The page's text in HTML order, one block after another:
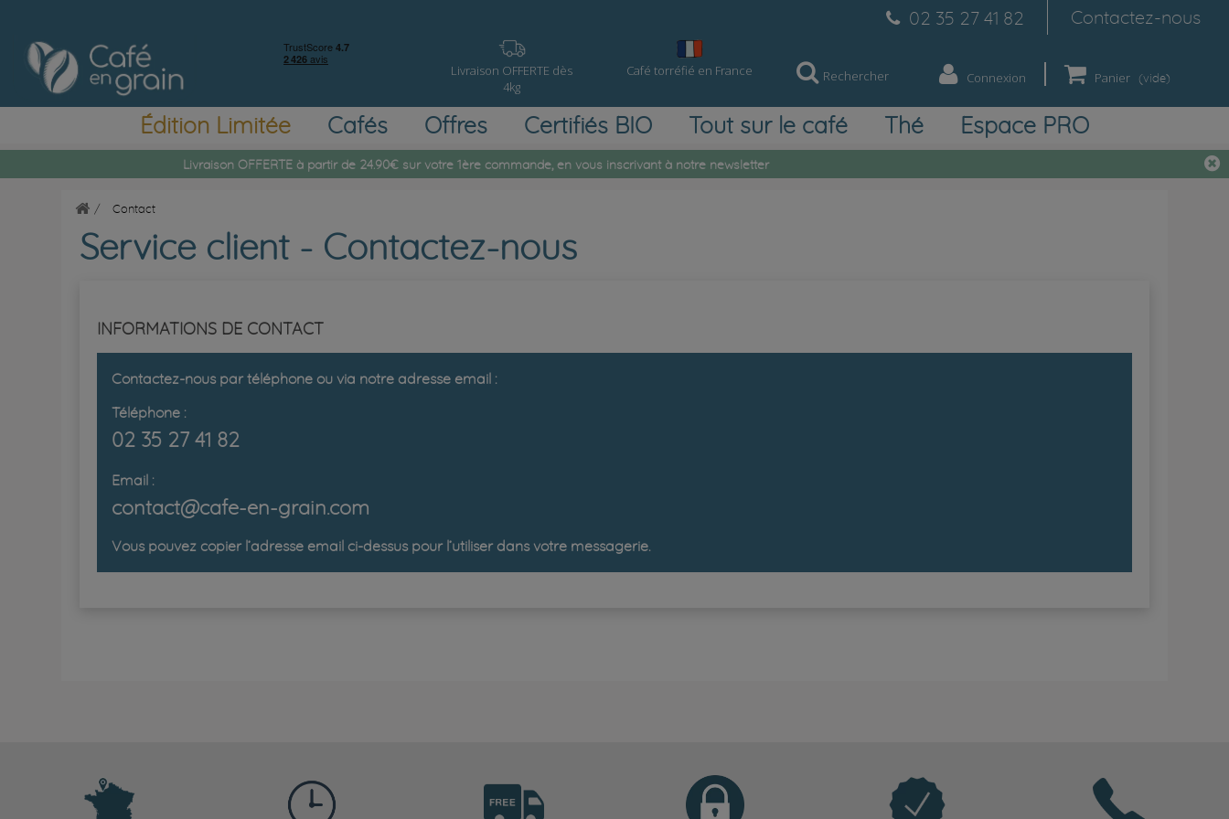
02 35 27 41 82 Contactez-nous
Livraison OFFERTE dès
4kg
Café torréfié en France Rechercher Connexion Panier (vide)
Édition Limitée Cafés Offres Certifiés BIO Tout sur le café Thé Espace PRO
Livraison OFFERTE à partir de 24.90€ sur votre 1ère commande, en vous inscrivant à notre newsletter
Contact
Service client - Contactez-nous
INFORMATIONS DE CONTACT
Contactez-nous par téléphone ou via notre adresse email :
Téléphone :
02 35 27 41 82
Email :
contact@cafe-en-grain.com
Vous pouvez copier l’adresse email ci-dessus pour l’utiliser dans votre messagerie.